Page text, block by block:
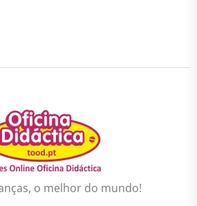
o melhor do mundo!